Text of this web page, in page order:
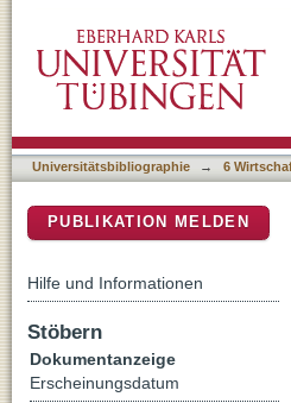
promoting actions in
Universitätsbibliographie → 6
PUBLIKATION MELDEN
Hilfe und Informationen
Stöbern
Dokumentanzeige
Erscheinungsdatum